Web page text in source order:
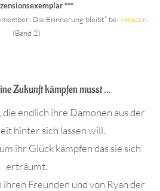
***
Die Erinnerung bleibt” bei Amazon
(Band 2)
Zukunft kämpfen musst …
endlich ihre Dämonen aus der
hinter sich lassen will.
ihr Glück kämpfen das sie sich
erträumt.
Freunden und von Ryan der